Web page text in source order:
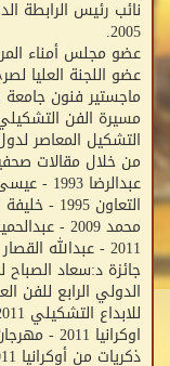
نائب رئيس الرابطة
2005.
عضو مجلس أمناء المراكز
عضو اللجنة العليا لصرح
ماجستير فنون جامعة فلوريدا